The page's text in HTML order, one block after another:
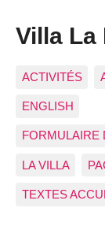
Villa La
ACTIVITÉS
ENGLISH
FORMULAIRE
LA VILLA
TEXTES